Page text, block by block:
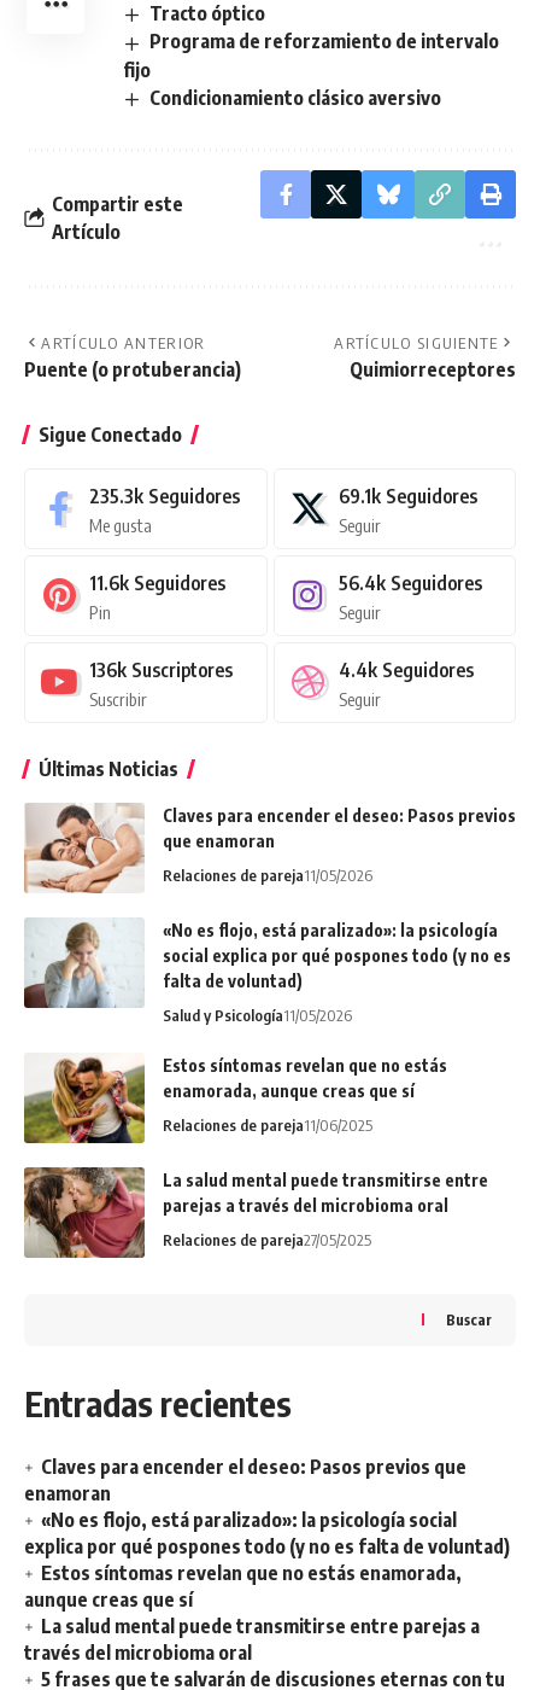
Tracto óptico
Programa de reforzamiento de intervalo
fijo
Condicionamiento clásico aversivo
Compartir este
Artículo
ARTÍCULO ANTERIOR
Puente (o protuberancia)
ARTÍCULO SIGUIENTE
Quimiorreceptores
Sigue Conectado
235.3k Seguidores
Me gusta
69.1k Seguidores
Seguir
11.6k Seguidores
Pin
56.4k Seguidores
Seguir
136k Suscriptores
Suscribir
4.4k Seguidores
Seguir
Últimas Noticias
Claves para encender el deseo: Pasos previos
que enamoran
Relaciones de pareja11/05/2026
«No es flojo, está paralizado»: la psicología
social explica por qué pospones todo (y no es
falta de voluntad)
Salud y Psicología11/05/2026
Estos síntomas revelan que no estás
enamorada, aunque creas que sí
Relaciones de pareja11/06/2025
La salud mental puede transmitirse entre
parejas a través del microbioma oral
Relaciones de pareja27/05/2025
Buscar
Entradas recientes
Claves para encender el deseo: Pasos previos que
enamoran
«No es flojo, está paralizado»: la psicología social
explica por qué pospones todo (y no es falta de voluntad)
Estos síntomas revelan que no estás enamorada,
aunque creas que sí
La salud mental puede transmitirse entre parejas a
través del microbioma oral
5 frases que te salvarán de discusiones eternas con tu